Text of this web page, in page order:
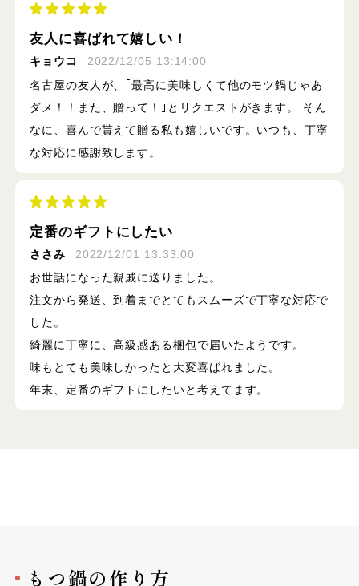
友人に喜ばれて嬉しい！
キョウコ
2022/12/05 13:14:00
名古屋の友人が、｢最高に美味しくて他のモツ鍋じゃあ
ダメ！！また、贈って！｣とリクエストがきます。 そん
なに、喜んで貰えて贈る私も嬉しいです。いつも、丁寧
な対応に感謝致します。
定番のギフトにしたい
ささみ
2022/12/01 13:33:00
お世話になった親戚に送りました。
注文から発送、到着までとてもスムーズで丁寧な対応で
した。
綺麗に丁寧に、高級感ある梱包で届いたようです。
味もとても美味しかったと大変喜ばれました。
年末、定番のギフトにしたいと考えてます。
もつ鍋の作り方